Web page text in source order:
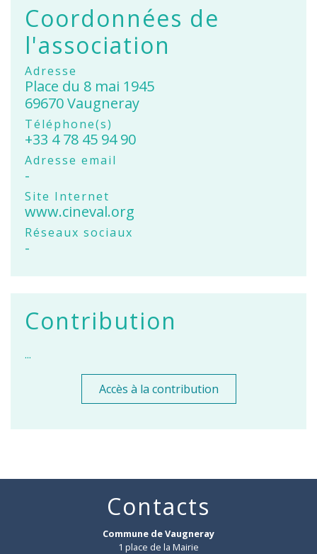
Coordonnées de
l'association
Adresse
Place du 8 mai 1945
69670 Vaugneray
Téléphone(s)
+33 4 78 45 94 90
Adresse email
-
Site Internet
www.cineval.org
Réseaux sociaux
-
Contribution
...
Accès à la contribution
Contacts
Commune de Vaugneray
1 place de la Mairie